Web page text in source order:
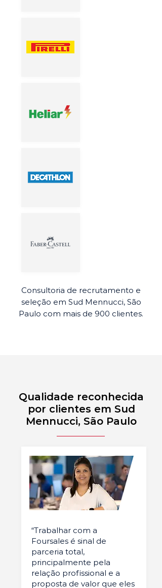
Consultoria de recrutamento e
seleção em Sud Mennucci, São
Paulo com mais de 900 clientes.
Qualidade reconhecida
por clientes em Sud
Mennucci, São Paulo
“Trabalhar com a
Foursales é sinal de
parceria total,
principalmente pela
relação profissional e a
proposta de valor que eles